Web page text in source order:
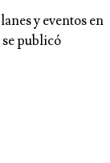
y eventos en
se publicó